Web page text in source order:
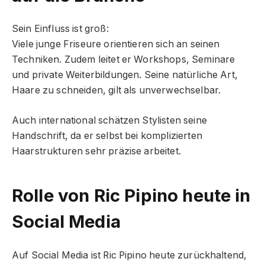
Sein Einfluss ist groß:
Viele junge Friseure orientieren sich an seinen
Techniken. Zudem leitet er Workshops, Seminare
und private Weiterbildungen. Seine natürliche Art,
Haare zu schneiden, gilt als unverwechselbar.
Auch international schätzen Stylisten seine
Handschrift, da er selbst bei komplizierten
Haarstrukturen sehr präzise arbeitet.
Rolle von Ric Pipino heute in
Social Media
Auf Social Media ist Ric Pipino heute zurückhaltend,